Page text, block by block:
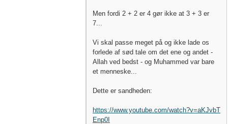
Men fordi 2 + 2 er 4 gør ikke at 3 + 3 er
7...
Vi skal passe meget på og ikke lade os
forlede af sød tale om det ene og andet -
Allah ved bedst - og Muhammed var bare
et menneske...
Dette er sandheden:
https://www.youtube.com/watch?v=aKJvbT
Enp0I